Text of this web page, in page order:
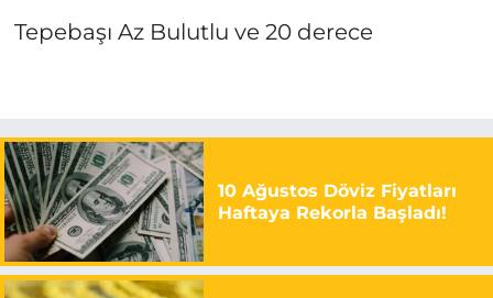
Tepebaşı Az Bulutlu ve 20 derece
10 Ağustos Döviz Fiyatları
Haftaya Rekorla Başladı!